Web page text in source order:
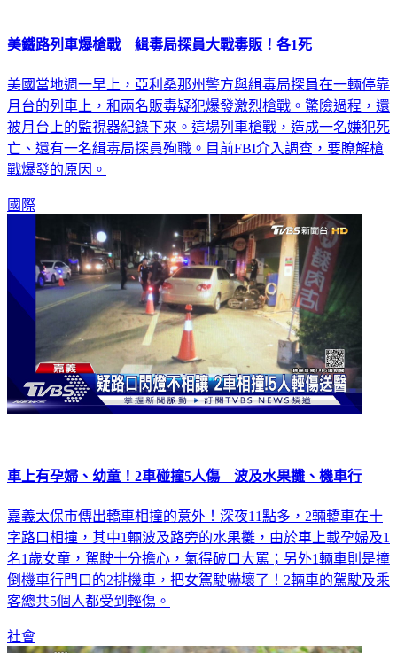
美鐵路列車爆槍戰 緝毒局探員大戰毒販！各1死
美國當地週一早上，亞利桑那州警方與緝毒局探員在一輛停靠
月台的列車上，和兩名販毒疑犯爆發激烈槍戰。驚險過程，還
被月台上的監視器紀錄下來。這場列車槍戰，造成一名嫌犯死
亡、還有一名緝毒局探員殉職。目前FBI介入調查，要瞭解槍
戰爆發的原因。
國際
車上有孕婦、幼童！2車碰撞5人傷 波及水果攤、機車行
嘉義太保市傳出轎車相撞的意外！深夜11點多，2輛轎車在十
字路口相撞，其中1輛波及路旁的水果攤，由於車上載孕婦及1
名1歲女童，駕駛十分擔心，氣得破口大罵；另外1輛車則是撞
倒機車行門口的2排機車，把女駕駛嚇壞了！2輛車的駕駛及乘
客總共5個人都受到輕傷。
社會